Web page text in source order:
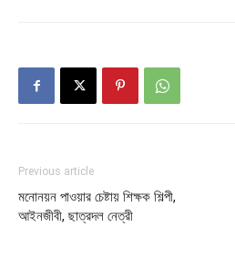
Previous article
মনোনয়ন পাওয়ার চেষ্টায় শিক্ষক শিল্পী,
আইনজীবী, ছাত্রদল নেত্রী